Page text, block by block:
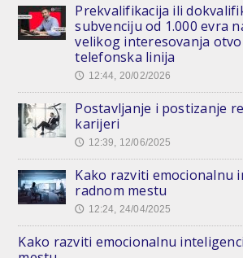
Prekvalifikacija ili
subvenciju od 1.000 evra
velikog interesovanja
telefonska linija
🕔 12:44, 20/02/2026
Postavljanje i postizanje
karijeri
🕔 12:39, 12/06/2025
Kako razviti emocionalnu
radnom mestu
🕔 12:24, 24/04/2025
Kako razviti emocionalnu